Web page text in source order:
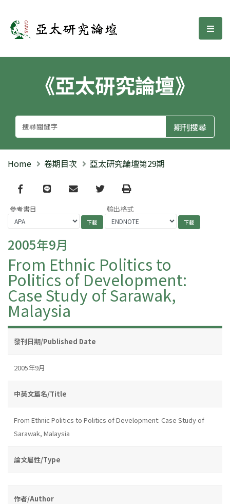
亞太研究論壇 選
《亞太研究論壇》
Home 卷期目次 亞太研究論壇第29期
Facebook
line email TwitterPrint
參考書目 輸出格式
2005年9月
From Ethnic Politics to
Politics of Development:
Case Study of Sarawak,
Malaysia
發刊日期/Published Date
2005年9月
中英文篇名/Title
From Ethnic Politics to Politics of Development: Case Study of
Sarawak, Malaysia
論文屬性/Type
作者/Author